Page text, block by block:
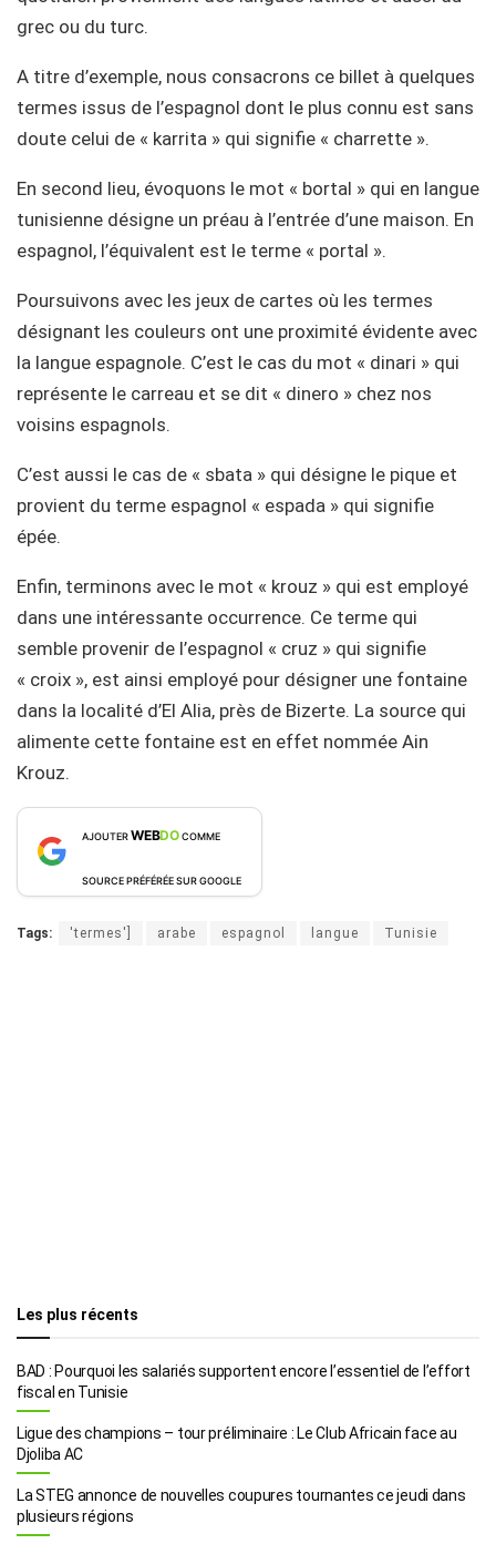
grec ou du turc.
A titre d’exemple, nous consacrons ce billet à quelques
termes issus de l’espagnol dont le plus connu est sans
doute celui de « karrita » qui signifie « charrette ».
En second lieu, évoquons le mot « bortal » qui en langue
tunisienne désigne un préau à l’entrée d’une maison. En
espagnol, l’équivalent est le terme « portal ».
Poursuivons avec les jeux de cartes où les termes
désignant les couleurs ont une proximité évidente avec
la langue espagnole. C’est le cas du mot « dinari » qui
représente le carreau et se dit « dinero » chez nos
voisins espagnols.
C’est aussi le cas de « sbata » qui désigne le pique et
provient du terme espagnol « espada » qui signifie
épée.
Enfin, terminons avec le mot « krouz » qui est employé
dans une intéressante occurrence. Ce terme qui
semble provenir de l’espagnol « cruz » qui signifie
« croix », est ainsi employé pour désigner une fontaine
dans la localité d’El Alia, près de Bizerte. La source qui
alimente cette fontaine est en effet nommée Ain
Krouz.
AJOUTERWEBDOCOMME
SOURCE PRÉFÉRÉE SUR GOOGLE
Tags: 'termes'] arabe espagnol langue Tunisie
Les plus récents
BAD : Pourquoi les salariés supportent encore l’essentiel de l’effort
fiscal en Tunisie
Ligue des champions – tour préliminaire : Le Club Africain face au
Djoliba AC
La STEG annonce de nouvelles coupures tournantes ce jeudi dans
plusieurs régions